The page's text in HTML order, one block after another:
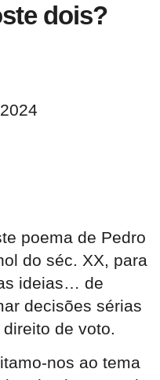
dois?
poema de Pedro
do séc. XX, para
ideias… de
decisões sérias
de voto.
nos ao tema